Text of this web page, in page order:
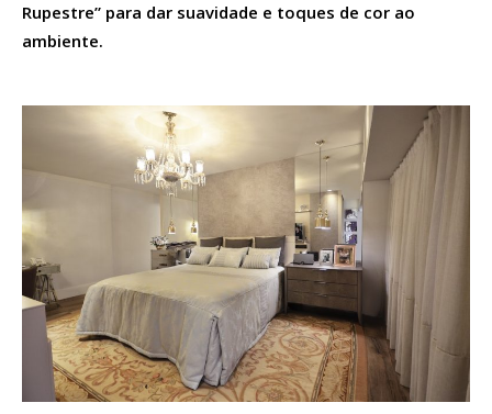
Rupestre” para dar suavidade e toques de cor ao
ambiente.